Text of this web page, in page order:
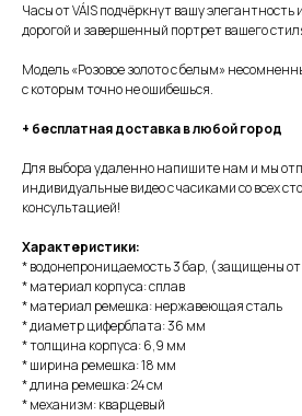
Часы от VÁIS подчёркнут вашу элегантность
дорогой и завершенный портрет вашего
Модель «Розовое золото с белым»
с которым точно не ошибешься.
+ бесплатная доставка в любой город
Для выбора удаленно напишите нам и мы
индивидуальные видео с часиками со всех
консультацией!
Характеристики:
* водонепроницаемость 3 бар, (защищены
* материал корпуса: сплав
* материал ремешка: нержавеющая сталь
* диаметр циферблата: 36 мм
* толщина корпуса: 6,9 мм
* ширина ремешка: 18 мм
* длина ремешка: 24 см
* механизм: кварцевый